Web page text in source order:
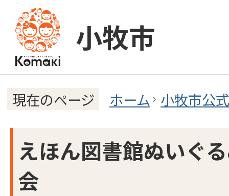
小牧市
現在のページ ホーム 小牧市公
えほん図書館ぬいぐ
会